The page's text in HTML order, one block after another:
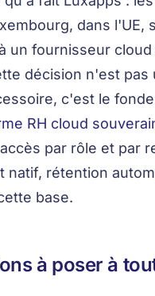
dans l'UE,
un fournisseur cloud
décision n'est pas
c'est le
RH cloud
par rôle et par
natif, rétention
base.
à poser à